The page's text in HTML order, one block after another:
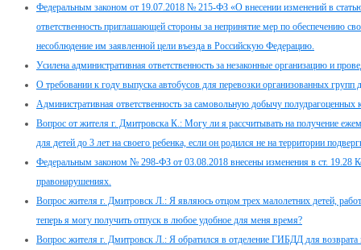
Федеральным законом от 19.07.2018 № 215-ФЗ «О внесении изменений в
ответственность приглашающей стороны за непринятие мер по обеспечению
несоблюдение им заявленной цели въезда в Российскую Федерацию.
Усилена административная ответственность за незаконные организацию и
О требовании к году выпуска автобусов для перевозки организованных групп
Административная ответственность за самовольную добычу полудрагоценных
Вопрос от жителя г. Дмитровска К.: Могу ли я рассчитывать на получение
для детей до 3 лет на своего ребенка, если он родился не на территории
Федеральным законом № 298-ФЗ от 03.08.2018 внесены изменения в ст. 19.28
правонарушениях.
Вопрос жителя г. Дмитровск Л.: Я являюсь отцом трех малолетних детей,
теперь я могу получить отпуск в любое удобное для меня время?
Вопрос жителя г. Дмитровск Л.: Я обратился в отделение ГИБДД для возврата